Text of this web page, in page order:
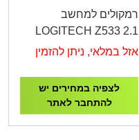
רמקולים למחשב
LOGITECH Z533 2.1
Speaker
אזל במלאי, ניתן להזמין
לצפיה במחירים יש
להתחבר לאתר